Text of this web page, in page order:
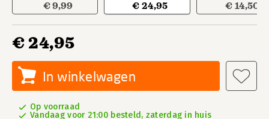
€ 9,99 € 24,95 € 14,50
€ 24,95
In winkelwagen
Op voorraad
Vandaag voor 21:00 besteld, zaterdag in huis